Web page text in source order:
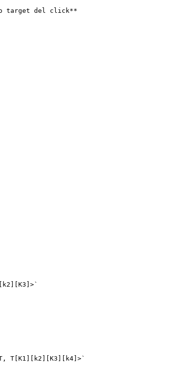
target del click**
T[K1][k2][K3][k4]>`